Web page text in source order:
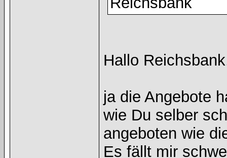
Hallo
ja die Angebote
wie Du selber
angeboten wie
Es fällt mir